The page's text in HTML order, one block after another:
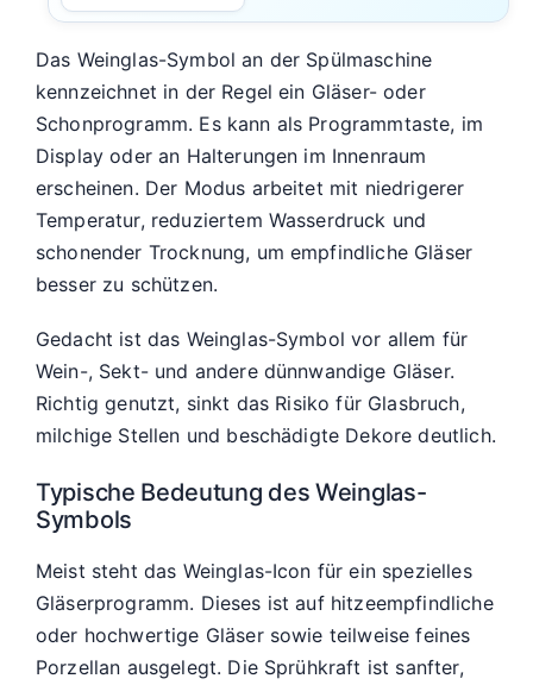
Das Weinglas-Symbol an der Spülmaschine
kennzeichnet in der Regel ein Gläser- oder
Schonprogramm. Es kann als Programmtaste, im
Display oder an Halterungen im Innenraum
erscheinen. Der Modus arbeitet mit niedrigerer
Temperatur, reduziertem Wasserdruck und
schonender Trocknung, um empfindliche Gläser
besser zu schützen.
Gedacht ist das Weinglas-Symbol vor allem für
Wein-, Sekt- und andere dünnwandige Gläser.
Richtig genutzt, sinkt das Risiko für Glasbruch,
milchige Stellen und beschädigte Dekore deutlich.
Typische Bedeutung des Weinglas-
Symbols
Meist steht das Weinglas-Icon für ein spezielles
Gläserprogramm. Dieses ist auf hitzeempfindliche
oder hochwertige Gläser sowie teilweise feines
Porzellan ausgelegt. Die Sprühkraft ist sanfter,